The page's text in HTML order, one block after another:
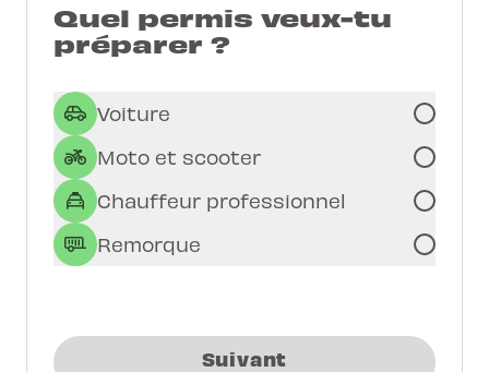
Quel permis veux-tu
préparer ?
Voiture
Moto et scooter
Chauffeur professionnel
Remorque
Suivant